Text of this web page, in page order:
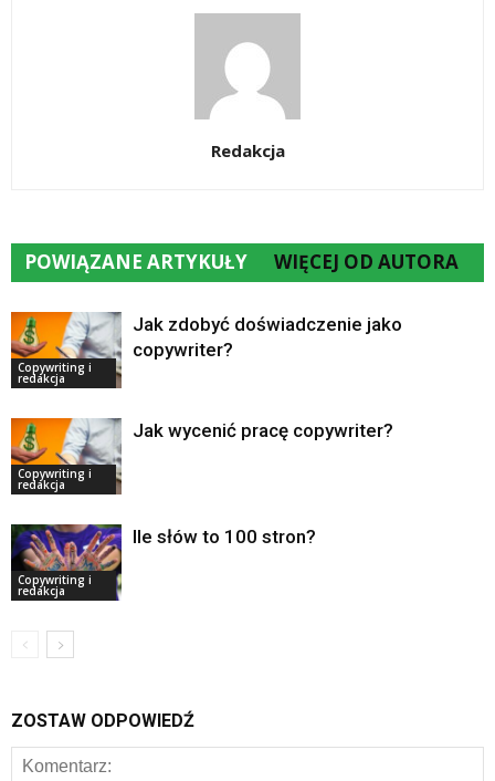
Redakcja
POWIĄZANE ARTYKUŁY WIĘCEJ OD AUTORA
Copywriting i
redakcja
Jak zdobyć doświadczenie jako
copywriter?
Copywriting i
redakcja
Jak wycenić pracę copywriter?
Copywriting i
redakcja
Ile słów to 100 stron?
ZOSTAW ODPOWIEDŹ